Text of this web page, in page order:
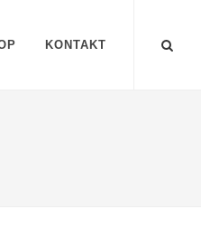
KONTAKT